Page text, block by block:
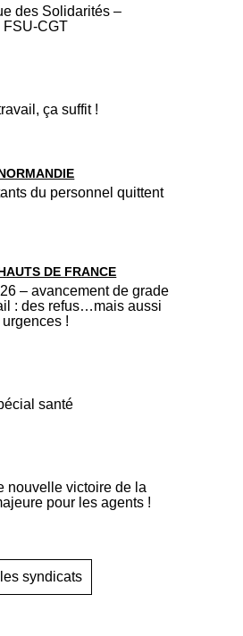
des Solidarités –
FSU-CGT
ça suffit !
du personnel quittent
DE FRANCE
– avancement de grade
: des refus…mais aussi
!
santé
nouvelle victoire de la
pour les agents !
syndicats